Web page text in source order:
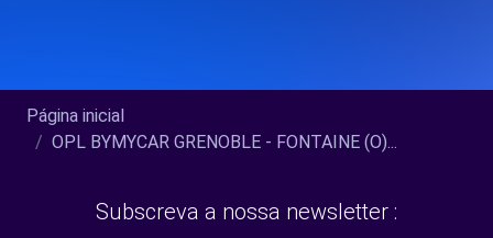
Página inicial
OPL BYMYCAR GRENOBLE - FONTAINE (O)...
Subscreva a nossa newsletter :